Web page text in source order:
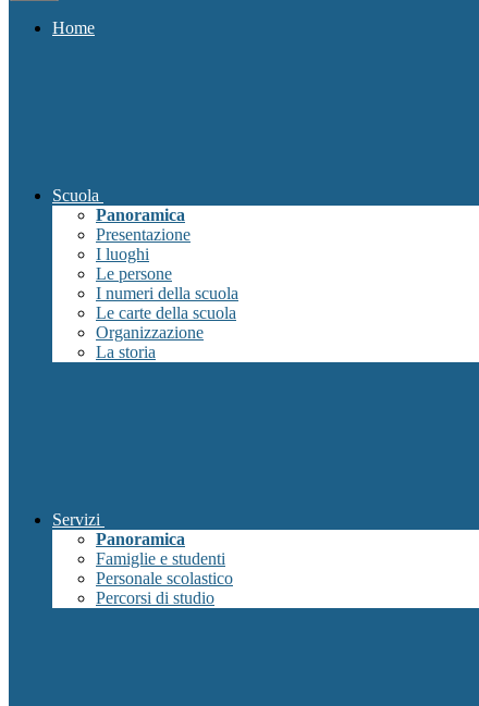
Home
Scuola
Panoramica
Presentazione
I luoghi
Le persone
I numeri della scuola
Le carte della scuola
Organizzazione
La storia
Servizi
Panoramica
Famiglie e studenti
Personale scolastico
Percorsi di studio